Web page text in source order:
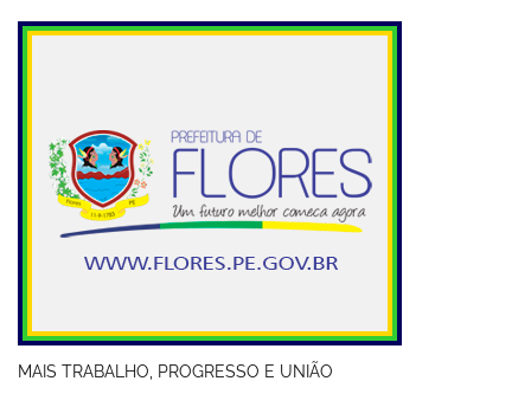
MAIS TRABALHO, PROGRESSO E UNIÃO